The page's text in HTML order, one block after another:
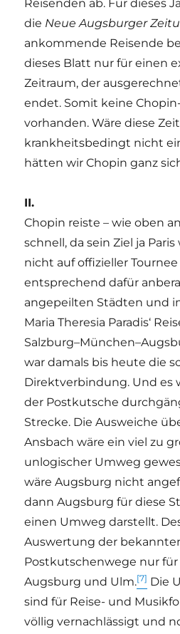
Reisenden ab. Für dieses
die Neue Augsburger
ankommende Reisende
dieses Blatt nur für einen
Zeitraum, der
endet. Somit keine
vorhanden. Wäre diese
krankheitsbedingt nicht
hätten wir Chopin ganz
II.
Chopin reiste – wie oben
schnell, da sein Ziel ja
nicht auf offizieller
entsprechend dafür
angepeilten Städten und
Maria Theresia Paradis‘
war damals bis heute die
Direktverbindung. Und es
der Postkutsche
Strecke. Die Ausweiche
Ansbach wäre ein viel zu
unlogischer Umweg
wäre Augsburg nicht
dann Augsburg für diese
einen Umweg darstellt.
Auswertung der
Postkutschenwege nur
Augsburg und Ulm.[7] Die
sind für Reise- und
völlig vernachlässigt und